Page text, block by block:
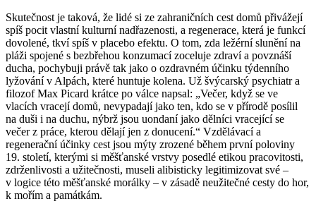
Skutečnost je taková, že lidé si ze zahraničních cest domů přivážejí
spíš pocit vlastní kulturní nadřazenosti, a regenerace, která je funkcí
dovolené, tkví spíš v placebo efektu. O tom, zda ležérní slunění na
pláži spojené s bezbřehou konzumací zoceluje zdraví a povznáší
ducha, pochybuji právě tak jako o ozdravném účinku týdenního
lyžování v Alpách, které huntuje kolena. Už švýcarský psychiatr a
filozof Max Picard krátce po válce napsal: „Večer, když se ve
vlacích vracejí domů, nevypadají jako ten, kdo se v přírodě posílil
na duši i na duchu, nýbrž jsou uondaní jako dělníci vracející se
večer z práce, kterou dělají jen z donucení.“ Vzdělávací a
regenerační účinky cest jsou mýty zrozené během první poloviny
19. století, kterými si měšťanské vrstvy posedlé etikou pracovitosti,
zdrženlivosti a užitečnosti, museli alibisticky legitimizovat své –
v logice této měšťanské morálky – v zásadě neužitečné cesty do hor,
k mořím a památkám.